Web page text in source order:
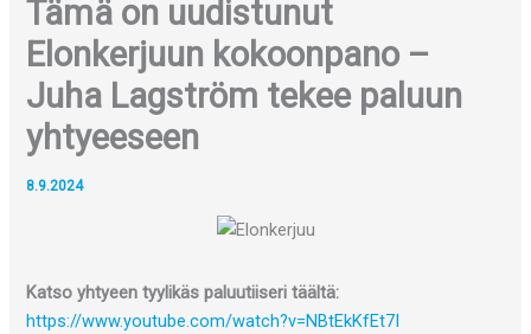
Tämä on uudistunut
Elonkerjuun kokoonpano –
Juha Lagström tekee paluun
yhtyeeseen
8.9.2024
Katso yhtyeen tyylikäs paluutiiseri täältä:
https://www.youtube.com/watch?v=NBtEkKfEt7I